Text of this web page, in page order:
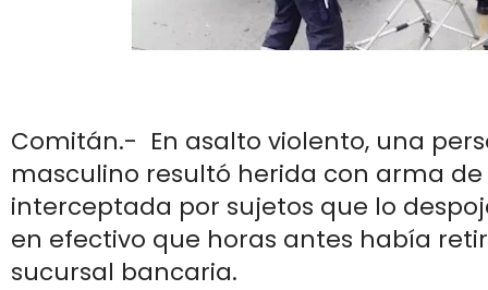
Comitán.- En asalto violento, una
masculino resultó herida con arma de
interceptada por sujetos que lo
en efectivo que horas antes había
sucursal bancaria.